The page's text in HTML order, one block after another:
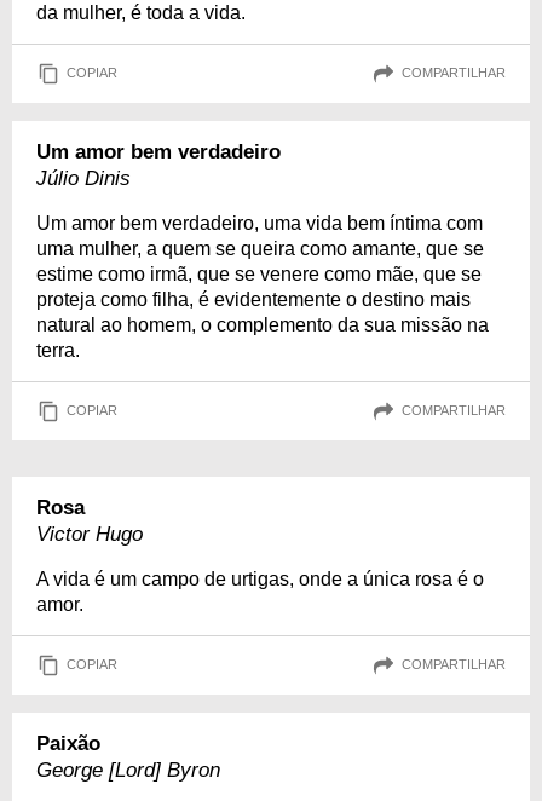
da mulher, é toda a vida.
COPIAR COMPARTILHAR
Um amor bem verdadeiro
Júlio Dinis
Um amor bem verdadeiro, uma vida bem íntima com
uma mulher, a quem se queira como amante, que se
estime como irmã, que se venere como mãe, que se
proteja como filha, é evidentemente o destino mais
natural ao homem, o complemento da sua missão na
terra.
COPIAR COMPARTILHAR
Rosa
Victor Hugo
A vida é um campo de urtigas, onde a única rosa é o
amor.
COPIAR COMPARTILHAR
Paixão
George [Lord] Byron